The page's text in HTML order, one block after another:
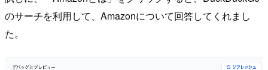
のサーチを利用して、Amazonについて回答してくれまし
た。